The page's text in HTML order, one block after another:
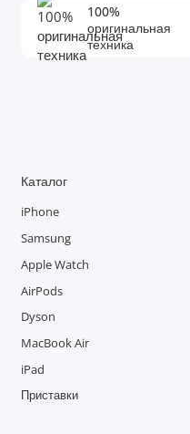
100%
оригинальная
техника
Каталог
iPhone
Samsung
Apple Watch
AirPods
Dyson
MacBook Air
iPad
Приставки